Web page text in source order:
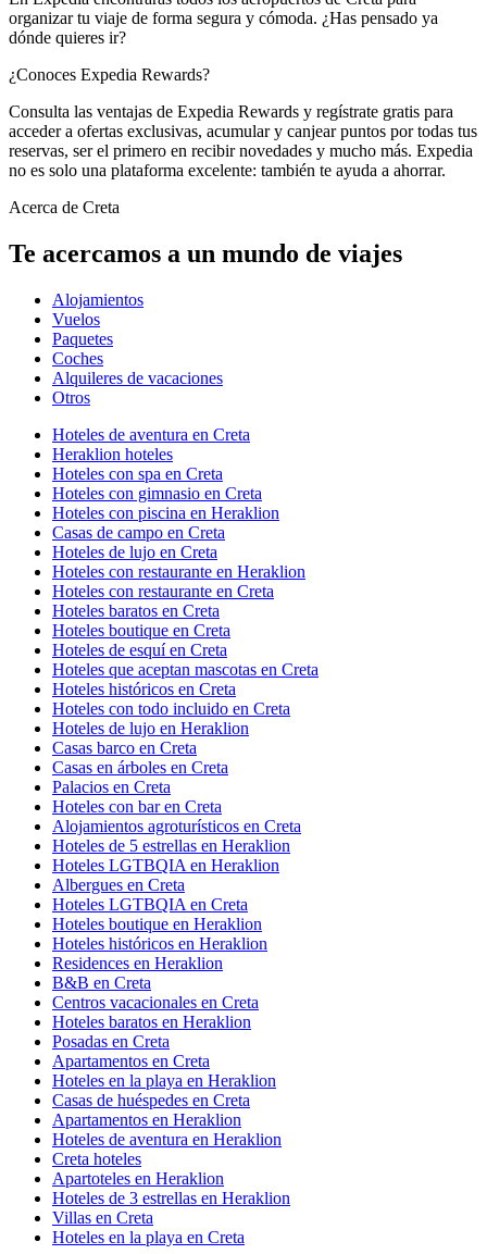
organizar tu viaje de forma segura y cómoda. ¿Has pensado ya
dónde quieres ir?
¿Conoces Expedia Rewards?
Consulta las ventajas de Expedia Rewards y regístrate gratis para
acceder a ofertas exclusivas, acumular y canjear puntos por todas tus
reservas, ser el primero en recibir novedades y mucho más. Expedia
no es solo una plataforma excelente: también te ayuda a ahorrar.
Acerca de Creta
Te acercamos a un mundo de viajes
Alojamientos
Vuelos
Paquetes
Coches
Alquileres de vacaciones
Otros
Hoteles de aventura en Creta
Heraklion hoteles
Hoteles con spa en Creta
Hoteles con gimnasio en Creta
Hoteles con piscina en Heraklion
Casas de campo en Creta
Hoteles de lujo en Creta
Hoteles con restaurante en Heraklion
Hoteles con restaurante en Creta
Hoteles baratos en Creta
Hoteles boutique en Creta
Hoteles de esquí en Creta
Hoteles que aceptan mascotas en Creta
Hoteles históricos en Creta
Hoteles con todo incluido en Creta
Hoteles de lujo en Heraklion
Casas barco en Creta
Casas en árboles en Creta
Palacios en Creta
Hoteles con bar en Creta
Alojamientos agroturísticos en Creta
Hoteles de 5 estrellas en Heraklion
Hoteles LGTBQIA en Heraklion
Albergues en Creta
Hoteles LGTBQIA en Creta
Hoteles boutique en Heraklion
Hoteles históricos en Heraklion
Residences en Heraklion
B&B en Creta
Centros vacacionales en Creta
Hoteles baratos en Heraklion
Posadas en Creta
Apartamentos en Creta
Hoteles en la playa en Heraklion
Casas de huéspedes en Creta
Apartamentos en Heraklion
Hoteles de aventura en Heraklion
Creta hoteles
Apartoteles en Heraklion
Hoteles de 3 estrellas en Heraklion
Villas en Creta
Hoteles en la playa en Creta